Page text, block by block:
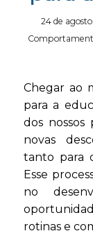
24 de
Chegar ao
para a
dos
novas
tanto para
Esse
no
rotinas e